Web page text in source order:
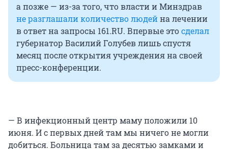
а позже — из-за того, что власти и Минздрав
не разглашали количество людейна лечении
в ответ на запросы 161.RU. Впервые этосделал
губернатор Василий Голубев лишь спустя
месяц после открытия учреждения на своей
пресс-конференции.
— В инфекционный центр маму положили 10
июня. И с первых дней там мы ничего не могли
добиться. Больница там за десятью замками и